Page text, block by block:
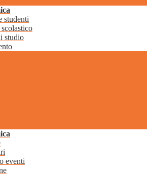
studenti
studio
eventi